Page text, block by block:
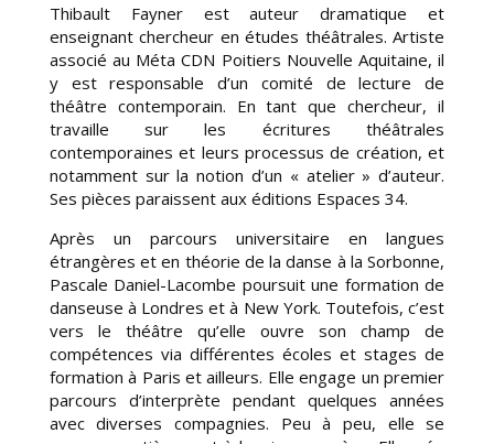
Thibault Fayner est auteur dramatique et
enseignant chercheur en études théâtrales. Artiste
associé au Méta CDN Poitiers Nouvelle Aquitaine, il
y est responsable d’un comité de lecture de
théâtre contemporain. En tant que chercheur, il
travaille sur les écritures théâtrales
contemporaines et leurs processus de création, et
notamment sur la notion d’un « atelier » d’auteur.
Ses pièces paraissent aux éditions Espaces 34.
Après un parcours universitaire en langues
étrangères et en théorie de la danse à la Sorbonne,
Pascale Daniel-Lacombe poursuit une formation de
danseuse à Londres et à New York. Toutefois, c’est
vers le théâtre qu’elle ouvre son champ de
compétences via différentes écoles et stages de
formation à Paris et ailleurs. Elle engage un premier
parcours d’interprète pendant quelques années
avec diverses compagnies. Peu à peu, elle se